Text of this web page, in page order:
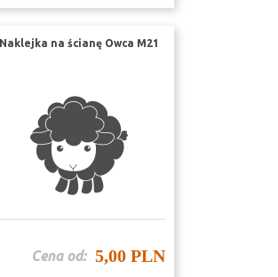
Naklejka na ścianę Owca M21
Cena od: 5,00 PLN